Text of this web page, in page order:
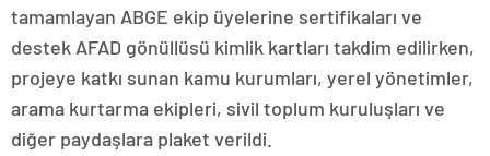
tamamlayan ABGE ekip üyelerine sertifikaları ve
destek AFAD gönüllüsü kimlik kartları takdim edilirken,
projeye katkı sunan kamu kurumları, yerel yönetimler,
arama kurtarma ekipleri, sivil toplum kuruluşları ve
diğer paydaşlara plaket verildi.